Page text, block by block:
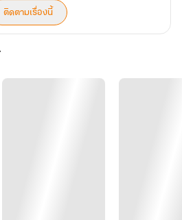
ารุณกรรม , หยาบคาย ,
ล้ง , เลือด , การทำร้ายร่างกายและจิตใจ
ติดตามเรื่องนี้